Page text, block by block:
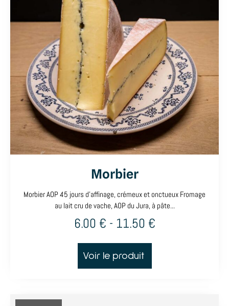
Morbier
Morbier AOP 45 jours d'affinage, crémeux et onctueux Fromage
au lait cru de vache, AOP du Jura, à pâte...
6.00 € - 11.50 €
Voir le produit